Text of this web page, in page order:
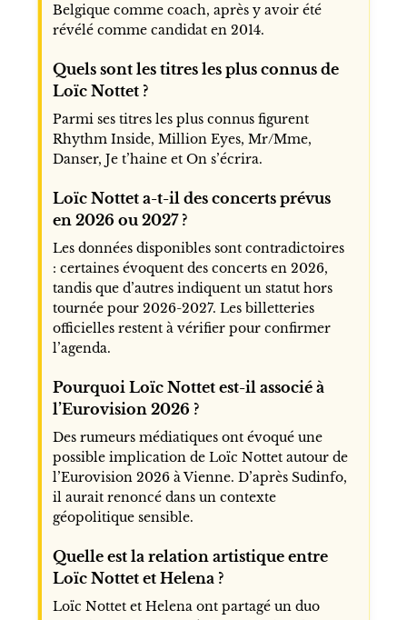
Belgique comme coach, après y avoir été
révélé comme candidat en 2014.
Quels sont les titres les plus connus de
Loïc Nottet ?
Parmi ses titres les plus connus figurent
Rhythm Inside, Million Eyes, Mr/Mme,
Danser, Je t’haine et On s’écrira.
Loïc Nottet a-t-il des concerts prévus
en 2026 ou 2027 ?
Les données disponibles sont contradictoires
: certaines évoquent des concerts en 2026,
tandis que d’autres indiquent un statut hors
tournée pour 2026-2027. Les billetteries
officielles restent à vérifier pour confirmer
l’agenda.
Pourquoi Loïc Nottet est-il associé à
l’Eurovision 2026 ?
Des rumeurs médiatiques ont évoqué une
possible implication de Loïc Nottet autour de
l’Eurovision 2026 à Vienne. D’après Sudinfo,
il aurait renoncé dans un contexte
géopolitique sensible.
Quelle est la relation artistique entre
Loïc Nottet et Helena ?
Loïc Nottet et Helena ont partagé un duo